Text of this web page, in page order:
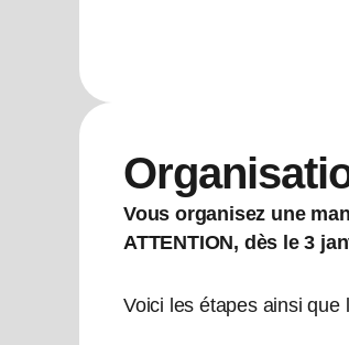
Vous organisez une
ATTENTION, dès le 3
Voici les étapes ainsi que